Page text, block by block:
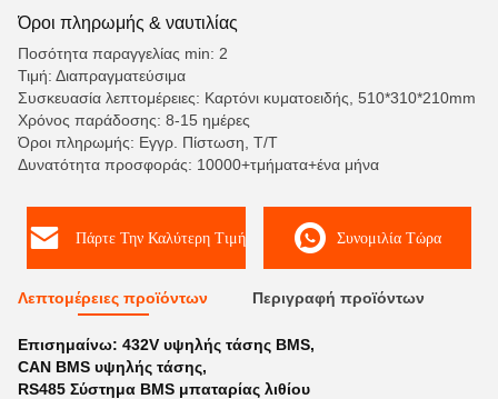
Όροι πληρωμής & ναυτιλίας
Ποσότητα παραγγελίας min: 2
Τιμή: Διαπραγματεύσιμα
Συσκευασία λεπτομέρειες: Καρτόνι κυματοειδής, 510*310*210mm
Χρόνος παράδοσης: 8-15 ημέρες
Όροι πληρωμής: Εγγρ. Πίστωση, T/T
Δυνατότητα προσφοράς: 10000+τμήματα+ένα μήνα
Πάρτε Την Καλύτερη Τιμή Συνομιλία Τώρα
Λεπτομέρειες προϊόντων Περιγραφή προϊόντων
Επισημαίνω: 432V υψηλής τάσης BMS,
CAN BMS υψηλής τάσης,
RS485 Σύστημα BMS μπαταρίας λιθίου